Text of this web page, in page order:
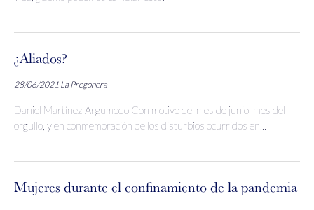
¿Aliados?
28/06/2021 La Pregonera
Daniel Martínez Argumedo Con motivo del mes de junio, mes del
orgullo, y en conmemoración de los disturbios ocurridos en...
Mujeres durante el confinamiento de la pandemia